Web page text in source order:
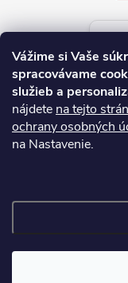
Vážime si Vaše
spracovávame
služieb a
nájdete na tejto
ochrany osobných
na Nastavenie.
Copyright